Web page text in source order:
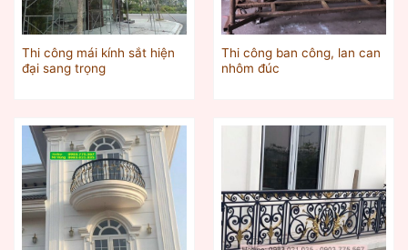
Thi công mái kính sắt hiện
đại sang trọng
Thi công ban công, lan can
nhôm đúc